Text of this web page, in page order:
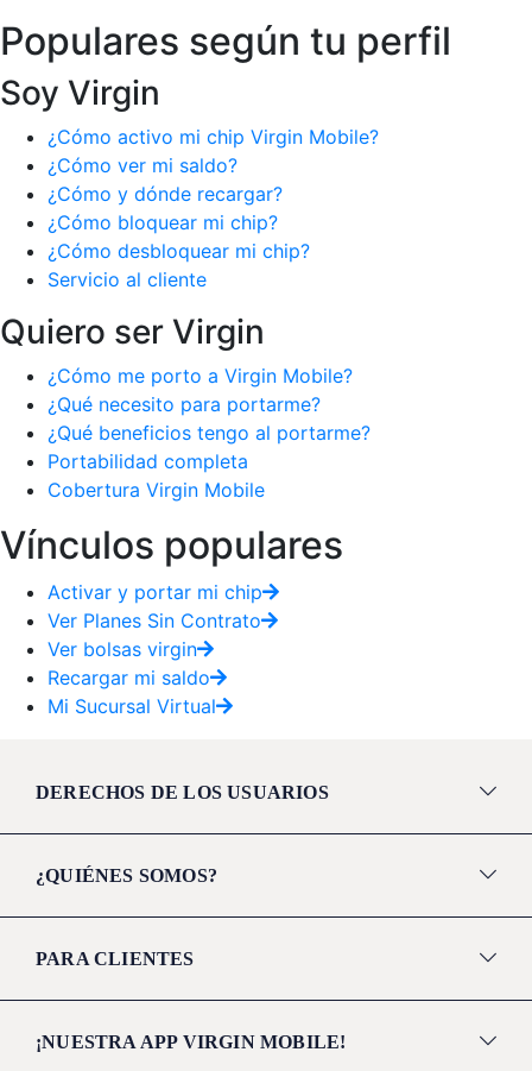
Populares según tu perfil
Soy Virgin
¿Cómo activo mi chip Virgin Mobile?
¿Cómo ver mi saldo?
¿Cómo y dónde recargar?
¿Cómo bloquear mi chip?
¿Cómo desbloquear mi chip?
Servicio al cliente
Quiero ser Virgin
¿Cómo me porto a Virgin Mobile?
¿Qué necesito para portarme?
¿Qué beneficios tengo al portarme?
Portabilidad completa
Cobertura Virgin Mobile
Vínculos populares
Activar y portar mi chip
Ver Planes Sin Contrato
Ver bolsas virgin
Recargar mi saldo
Mi Sucursal Virtual
DERECHOS DE LOS USUARIOS
¿QUIÉNES SOMOS?
PARA CLIENTES
¡NUESTRA APP VIRGIN MOBILE!